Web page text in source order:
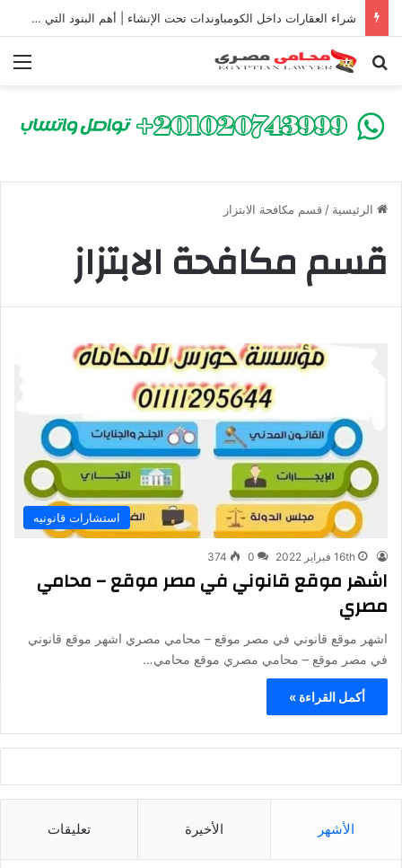
شراء العقارات داخل الكومباوندات تحت الإنشاء | أهم البنود التي تحمي المشتري في القانون المصري
بحث عن
الرئيسية / قسم مكافحة الابتزاز
قسم مكافحة الابتزاز
استشارات قانونيه
16th فبراير 2022 0
374
اشهر موقع قانوني في مصر موقع – محامي
مصري
اشهر موقع قانوني في مصر موقع – محامي مصري اشهر موقع قانوني
في مصر موقع – محامي مصري موقع محامي…
أكمل القراءة »
الأشهر الأخيرة تعليقات